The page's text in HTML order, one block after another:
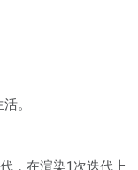
。
，在渲染1次迭代上